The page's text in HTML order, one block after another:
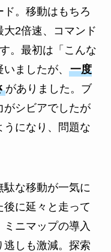
。移動はもちろ
2倍速、コマンド
。最初は「こんな
ましたが、 一度
がありました。ブ
がシビアでしたが
うになり、問題な
な移動が一気に
に延々と走って
ニマップの導入
逃しも激減。探索